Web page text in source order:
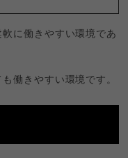
に働きやすい環境であ
働きやすい環境です。